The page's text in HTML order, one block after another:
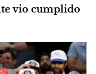
vio cumplido